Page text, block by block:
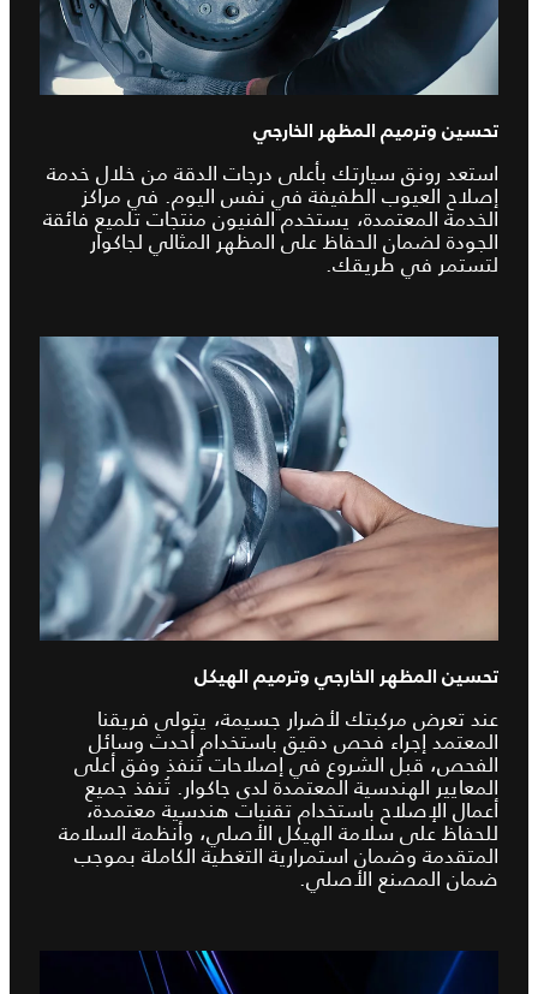
تحسين وترميم المظهر الخارجي
استعد رونق سيارتك بأعلى درجات الدقة من خلال خدمة
إصلاح العيوب الطفيفة في نفس اليوم. في مراكز
الخدمة المعتمدة، يستخدم الفنيون منتجات تلميع فائقة
الجودة لضمان الحفاظ على المظهر المثالي لجاكوار
لتستمر في طريقك.
تحسين المظهر الخارجي وترميم الهيكل
عند تعرض مركبتك لأضرار جسيمة، يتولى فريقنا
المعتمد إجراء فحص دقيق باستخدام أحدث وسائل
الفحص، قبل الشروع في إصلاحات تُنفذ وفق أعلى
المعايير الهندسية المعتمدة لدى جاكوار. تُنفذ جميع
أعمال الإصلاح باستخدام تقنيات هندسية معتمدة،
للحفاظ على سلامة الهيكل الأصلي، وأنظمة السلامة
المتقدمة وضمان استمرارية التغطية الكاملة بموجب
ضمان المصنع الأصلي.